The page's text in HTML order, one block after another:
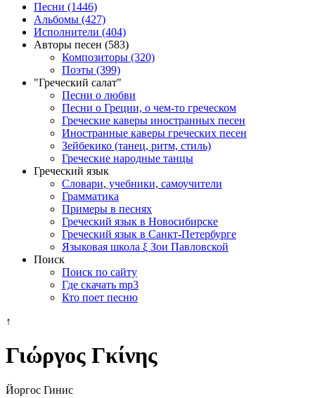
Песни (1446)
Альбомы (427)
Исполнители (404)
Авторы песен (583)
Композиторы (320)
Поэты (399)
"Греческий салат"
Песни о любви
Песни о Греции, о чем-то греческом
Греческие каверы иностранных песен
Иностранные каверы греческих песен
Зейбекико (танец, ритм, стиль)
Греческие народные танцы
Греческий язык
Словари, учебники, самоучители
Грамматика
Примеры в песнях
Греческий язык в Новосибирске
Греческий язык в Санкт-Петербурге
Языковая школа ξ Зои Павловской
Поиск
Поиск по сайту
Где скачать mp3
Кто поет песню
↑
Γιώργος Γκίνης
Йоргос Гинис